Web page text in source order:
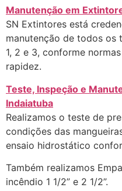
Manutenção em
SN Extintores está
manutenção de todos os
1, 2 e 3, conforme
rapidez.
Teste, Inspeção e
Indaiatuba
Realizamos o teste de
condições das
ensaio hidrostático
Também realizamos
incêndio 1 1/2” e 2 1/2”.